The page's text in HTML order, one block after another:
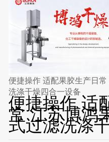
便捷操作 适配果胶生产日常 江苏博鸿果胶专用单锥式过滤
洗涤干燥四合一设备
便捷操作 适
常 江苏博鸿
式过滤洗涤